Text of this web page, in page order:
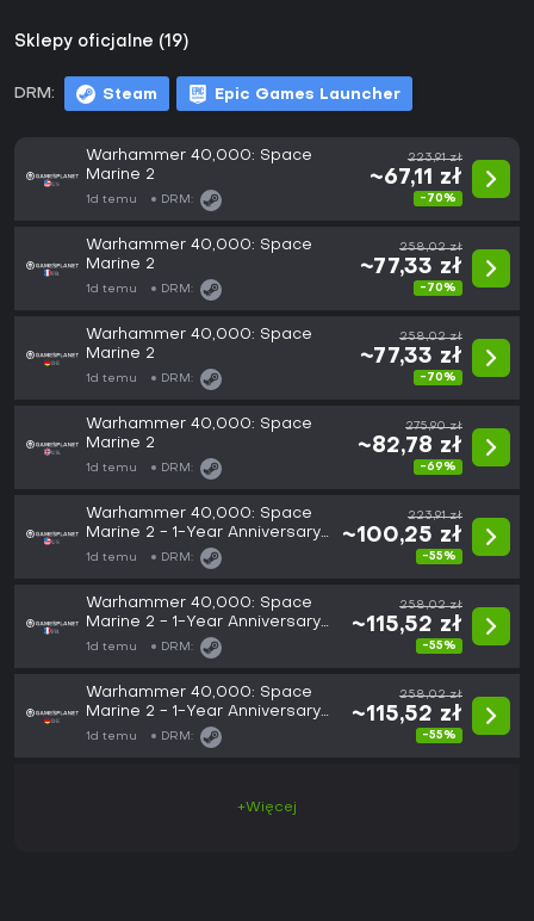
Sklepy oficjalne (19)
DRM: Steam Epic Games Launcher
Warhammer 40,000: Space
Marine 2
1d temu DRM:
223,91 zł
~67,11 zł
-70%
Warhammer 40,000: Space
Marine 2
1d temu DRM:
258,02 zł
~77,33 zł
-70%
Warhammer 40,000: Space
Marine 2
1d temu DRM:
258,02 zł
~77,33 zł
-70%
Warhammer 40,000: Space
Marine 2
1d temu DRM:
275,90 zł
~82,78 zł
-69%
Warhammer 40,000: Space
Marine 2 - 1-Year Anniversary
Edition
1d temu DRM:
223,91 zł
~100,25 zł
-55%
Warhammer 40,000: Space
Marine 2 - 1-Year Anniversary
Edition
1d temu DRM:
258,02 zł
~115,52 zł
-55%
Warhammer 40,000: Space
Marine 2 - 1-Year Anniversary
Edition
1d temu DRM:
258,02 zł
~115,52 zł
-55%
+Więcej